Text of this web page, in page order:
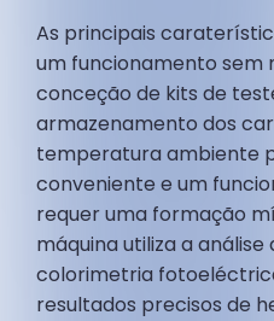
As principais
um funcionamento sem
conceção de kits de
armazenamento dos
temperatura ambiente
conveniente e um
requer uma formação
máquina utiliza a
colorimetria
resultados precisos de